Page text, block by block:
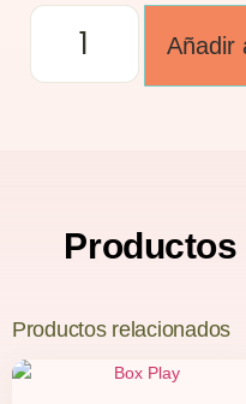
Añadir
Productos
Productos relacionados